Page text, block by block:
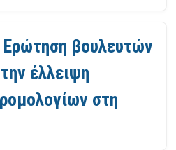
Ερώτηση βουλευτών
έλλειψη
στη